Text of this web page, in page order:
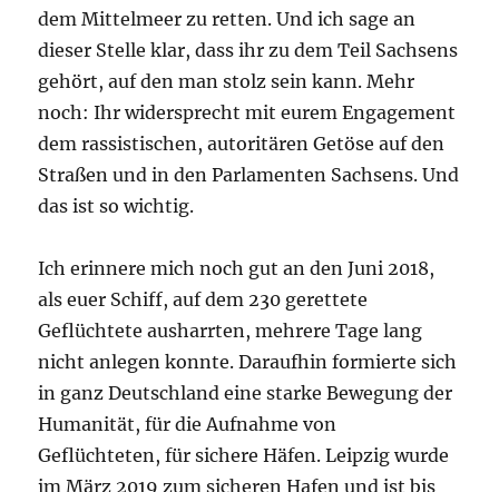
dem Mittelmeer zu retten. Und ich sage an
dieser Stelle klar, dass ihr zu dem Teil Sachsens
gehört, auf den man stolz sein kann. Mehr
noch: Ihr widersprecht mit eurem Engagement
dem rassistischen, autoritären Getöse auf den
Straßen und in den Parlamenten Sachsens. Und
das ist so wichtig.
Ich erinnere mich noch gut an den Juni 2018,
als euer Schiff, auf dem 230 gerettete
Geflüchtete ausharrten, mehrere Tage lang
nicht anlegen konnte. Daraufhin formierte sich
in ganz Deutschland eine starke Bewegung der
Humanität, für die Aufnahme von
Geflüchteten, für sichere Häfen. Leipzig wurde
im März 2019 zum sicheren Hafen und ist bis